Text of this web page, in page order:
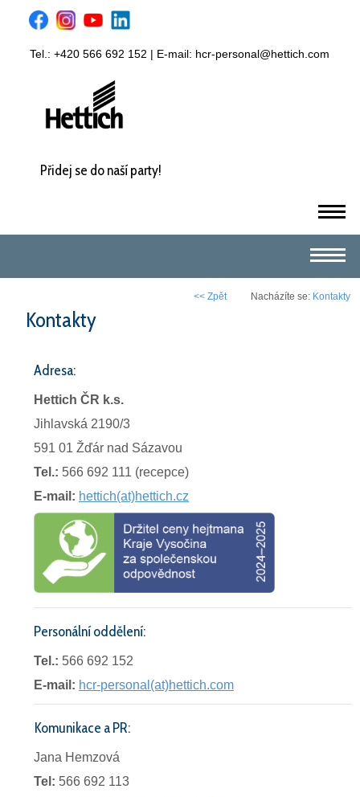
Tel.: +420 566 692 152 | E-mail: hcr-personal@hettich.com
Přidej se do naší party!
Nacházíte se: Kontakty
<< Zpět
Kontakty
Adresa:
Hettich ČR k.s.
Jihlavská 2190/3
591 01 Žďár nad Sázavou
Tel.: 566 692 111 (recepce)
E-mail: hettich(at)hettich.cz
Personální oddělení:
Tel.: 566 692 152
E-mail: hcr-personal(at)hettich.com
Komunikace a PR:
Jana Hemzová
Tel: 566 692 113